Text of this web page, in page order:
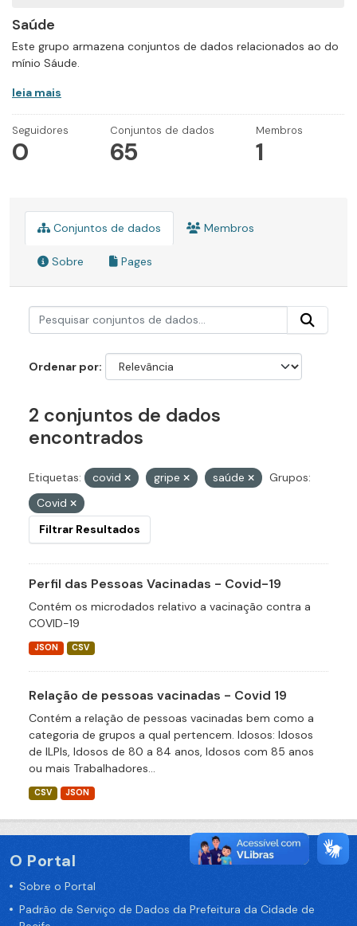
Saúde
Este grupo armazena conjuntos de dados relacionados ao do
mínio Sáude.
leia mais
Seguidores
0
Conjuntos de dados
65
Membros
1
Conjuntos de dados Membros
Sobre Pages
Ordenar por
2 conjuntos de dados
encontrados
Etiquetas: covid gripe saúde
Grupos:
Covid
Filtrar Resultados
Perfil das Pessoas Vacinadas - Covid-19
Contém os microdados relativo a vacinação contra a
COVID-19
JSON CSV
Relação de pessoas vacinadas - Covid 19
Contém a relação de pessoas vacinadas bem como a
categoria de grupos a qual pertencem. Idosos: Idosos
de ILPIs, Idosos de 80 a 84 anos, Idosos com 85 anos
ou mais Trabalhadores...
CSV JSON
O Portal
Sobre o Portal
Padrão de Serviço de Dados da Prefeitura da Cidade de